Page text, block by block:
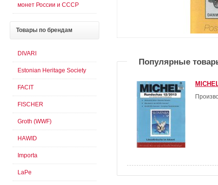
Популярные
монет России и СССР
Товары по брендам
DIVARI
Estonian Heritage Society
FACIT
FISCHER
Groth (WWF)
HAWID
Importa
LaPe